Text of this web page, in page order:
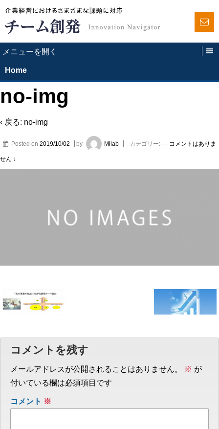
Home
no-img
‹ 戻る: no-img
Posted on 2019/10/02 by Milab カテゴリー: — コメントはありま
せん ↓
コメントを残す
メールアドレスが公開されることはありません。 ※ が
付いている欄は必須項目です
コメント ※